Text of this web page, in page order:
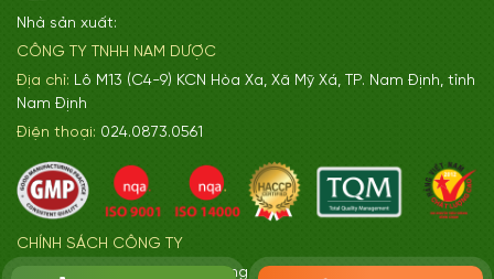
Nhà sản xuất:
CÔNG TY TNHH NAM DƯỢC
Địa chỉ: Lô M13 (C4-9) KCN Hòa Xa, Xã Mỹ Xá, TP. Nam Định, tỉnh
Nam Định
Điện thoại: 024.0873.0561
CHÍNH SÁCH CÔNG TY
+ Quy định và chính sách chung